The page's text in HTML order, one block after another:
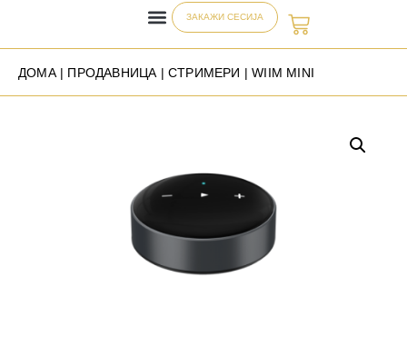
ЗАКАЖИ СЕСИЈА
ДОМА| ПРОДАВНИЦА |СТРИМЕРИ | WIIM MINI